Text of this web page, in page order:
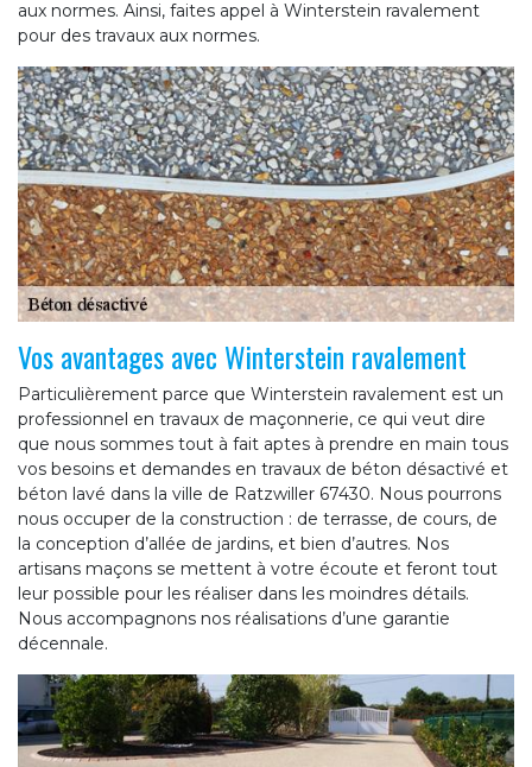
aux normes. Ainsi, faites appel à Winterstein ravalement
pour des travaux aux normes.
Vos avantages avec Winterstein ravalement
Particulièrement parce que Winterstein ravalement est un
professionnel en travaux de maçonnerie, ce qui veut dire
que nous sommes tout à fait aptes à prendre en main tous
vos besoins et demandes en travaux de béton désactivé et
béton lavé dans la ville de Ratzwiller 67430. Nous pourrons
nous occuper de la construction : de terrasse, de cours, de
la conception d’allée de jardins, et bien d’autres. Nos
artisans maçons se mettent à votre écoute et feront tout
leur possible pour les réaliser dans les moindres détails.
Nous accompagnons nos réalisations d’une garantie
décennale.